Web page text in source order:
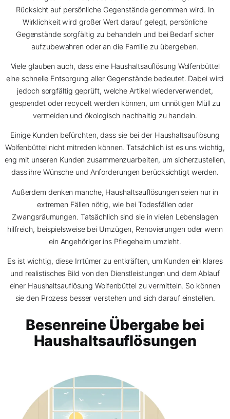
Rücksicht auf persönliche Gegenstände genommen wird. In
Wirklichkeit wird großer Wert darauf gelegt, persönliche
Gegenstände sorgfältig zu behandeln und bei Bedarf sicher
aufzubewahren oder an die Familie zu übergeben.
Viele glauben auch, dass eine Haushaltsauflösung Wolfenbüttel
eine schnelle Entsorgung aller Gegenstände bedeutet. Dabei wird
jedoch sorgfältig geprüft, welche Artikel wiederverwendet,
gespendet oder recycelt werden können, um unnötigen Müll zu
vermeiden und ökologisch nachhaltig zu handeln.
Einige Kunden befürchten, dass sie bei der Haushaltsauflösung
Wolfenbüttel nicht mitreden können. Tatsächlich ist es uns wichtig,
eng mit unseren Kunden zusammenzuarbeiten, um sicherzustellen,
dass ihre Wünsche und Anforderungen berücksichtigt werden.
Außerdem denken manche, Haushaltsauflösungen seien nur in
extremen Fällen nötig, wie bei Todesfällen oder
Zwangsräumungen. Tatsächlich sind sie in vielen Lebenslagen
hilfreich, beispielsweise bei Umzügen, Renovierungen oder wenn
ein Angehöriger ins Pflegeheim umzieht.
Es ist wichtig, diese Irrtümer zu entkräften, um Kunden ein klares
und realistisches Bild von den Dienstleistungen und dem Ablauf
einer Haushaltsauflösung Wolfenbüttel zu vermitteln. So können
sie den Prozess besser verstehen und sich darauf einstellen.
Besenreine Übergabe bei
Haushaltsauflösungen